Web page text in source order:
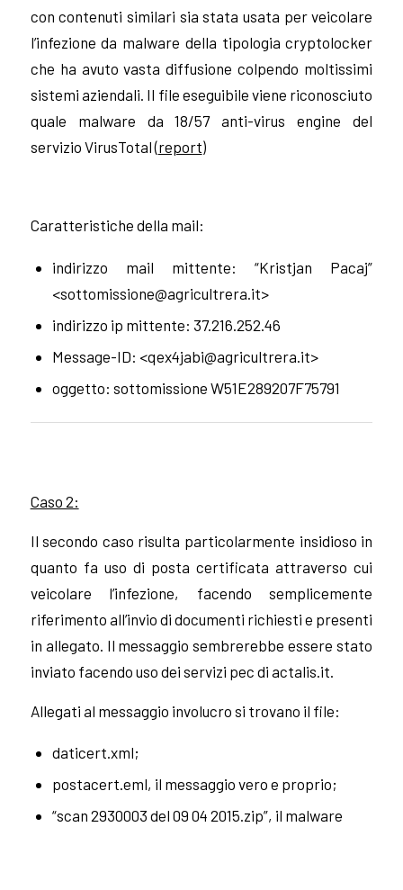
con contenuti similari sia stata usata per veicolare
l’infezione da malware della tipologia cryptolocker
che ha avuto vasta diffusione colpendo moltissimi
sistemi aziendali. Il file eseguibile viene riconosciuto
quale malware da 18/57 anti-virus engine del
servizio VirusTotal (report)
Caratteristiche della mail:
indirizzo mail mittente: “Kristjan Pacaj”
<sottomissione@agricultrera.it>
indirizzo ip mittente: 37.216.252.46
Message-ID: <qex4jabi@agricultrera.it>
oggetto: sottomissione W51E289207F75791
Caso 2:
Il secondo caso risulta particolarmente insidioso in
quanto fa uso di posta certificata attraverso cui
veicolare l’infezione, facendo semplicemente
riferimento all’invio di documenti richiesti e presenti
in allegato. Il messaggio sembrerebbe essere stato
inviato facendo uso dei servizi pec di actalis.it.
Allegati al messaggio involucro si trovano il file:
daticert.xml;
postacert.eml, il messaggio vero e proprio;
“scan 2930003 del 09 04 2015.zip”, il malware